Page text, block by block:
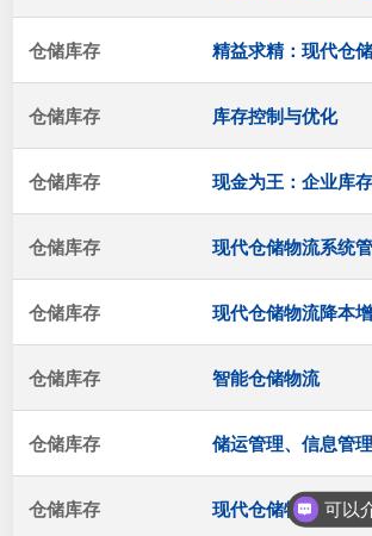
仓储库存
仓储库存 库存控制与优化
仓储库存 现金为王：企业库
仓储库存 现代仓储物流系统
仓储库存
仓储库存 智能仓储物流
仓储库存
仓储库存